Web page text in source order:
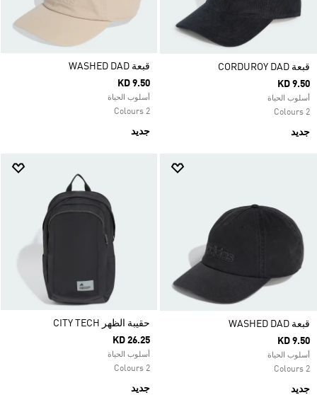
قبعة CORDUROY DAD
KD 9.50
أسلوب الحياة
2 Colours
جديد
قبعة WASHED DAD
KD 9.50
أسلوب الحياة
2 Colours
جديد
قبعة WASHED DAD
KD 9.50
أسلوب الحياة
2 Colours
جديد
حقيبة الظهر CITY TECH
KD 26.25
أسلوب الحياة
2 Colours
جديد